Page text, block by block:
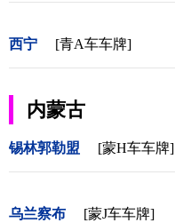
西宁 [青A车车牌]
内蒙古
锡林郭勒盟 [蒙H车车牌]
乌兰察布 [蒙J车车牌]